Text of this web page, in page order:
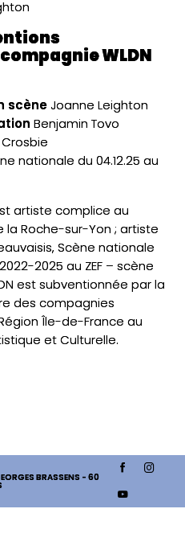
WLDN
scèneJoanne Leighton
Benjamin Tovo
nationale du 04.12.25 au
artiste complice au
la Roche-sur-Yon ; artiste
Scène nationale
2025 au ZEF – scène
est subventionnée par la
des compagnies
Île-de-France au
et Culturelle.
BRASSENS - 60